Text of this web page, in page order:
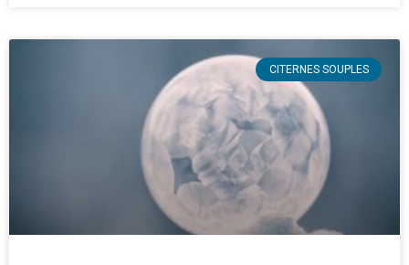
CITERNES SOUPLES